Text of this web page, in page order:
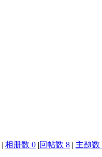
| 相册数 0 |回帖数 8 | 主题数